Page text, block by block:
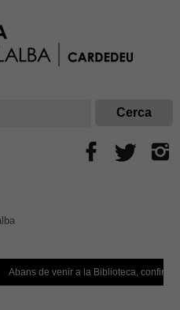
de venir a la Biblioteca, confirmeu